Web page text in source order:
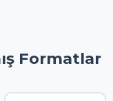
Formatlar